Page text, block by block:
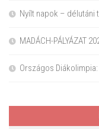
Nyílt napok –
MADÁCH-PÁLYÁZAT
Országos